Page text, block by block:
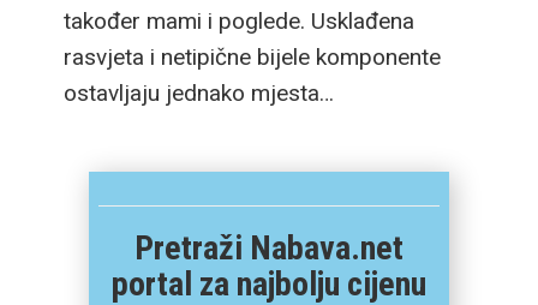
također mami i poglede. Usklađena
rasvjeta i netipične bijele komponente
ostavljaju jednako mjesta…
Pretraži Nabava.net
portal za najbolju cijenu